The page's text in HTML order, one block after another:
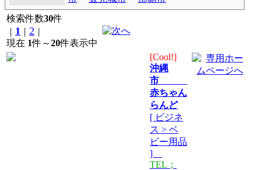
検索件数30件
1 2
現在 1件～20件表示中
[Cool!]
沖縄
市
赤ちゃん
らんど
[ ビジネ
ス > ベ
ビー用品
]
TEL；